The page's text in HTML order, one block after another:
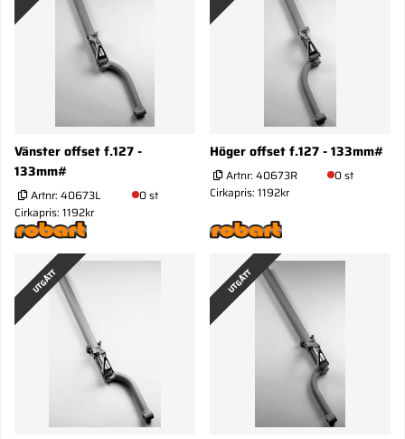
Vänster offset f.127 -
133mm#
Artnr: 40673L
0 st
Cirkapris: 1192kr
Höger offset f.127 - 133mm#
Artnr: 40673R
0 st
Cirkapris: 1192kr
UTGÅTT UTGÅTT